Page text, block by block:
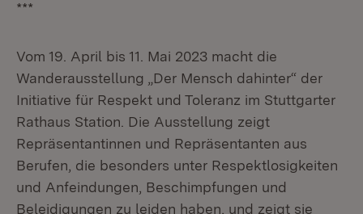
***
Vom 19. April bis 11. Mai 2023 macht die
Wanderausstellung „Der Mensch dahinter“ der
Initiative für Respekt und Toleranz im Stuttgarter
Rathaus Station. Die Ausstellung zeigt
Repräsentantinnen und Repräsentanten aus
Berufen, die besonders unter Respektlosigkeiten
und Anfeindungen, Beschimpfungen und
Beleidigungen zu leiden haben, und zeigt sie